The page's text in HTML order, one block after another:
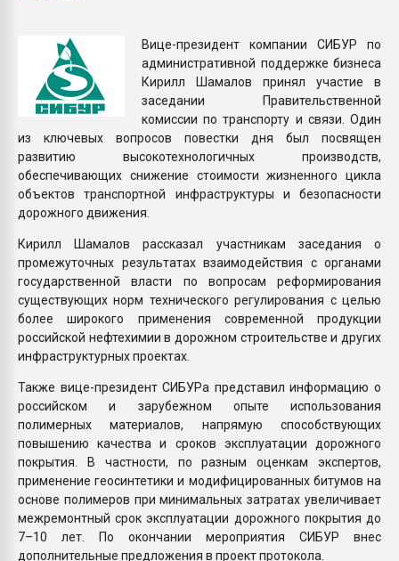
Вице-президент компании СИБУР по
административной поддержке бизнеса
Кирилл Шамалов принял участие в
заседании Правительственной
комиссии по транспорту и связи. Один
из ключевых вопросов повестки дня был посвящен
развитию высокотехнологичных производств,
обеспечивающих снижение стоимости жизненного цикла
объектов транспортной инфраструктуры и безопасности
дорожного движения.
Кирилл Шамалов рассказал участникам заседания о
промежуточных результатах взаимодействия с органами
государственной власти по вопросам реформирования
существующих норм технического регулирования с целью
более широкого применения современной продукции
российской нефтехимии в дорожном строительстве и других
инфраструктурных проектах.
Также вице-президент СИБУРа представил информацию о
российском и зарубежном опыте использования
полимерных материалов, напрямую способствующих
повышению качества и сроков эксплуатации дорожного
покрытия. В частности, по разным оценкам экспертов,
применение геосинтетики и модифицированных битумов на
основе полимеров при минимальных затратах увеличивает
межремонтный срок эксплуатации дорожного покрытия до
7–10 лет. По окончании мероприятия СИБУР внес
дополнительные предложения в проект протокола.